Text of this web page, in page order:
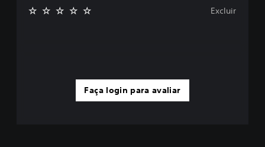
Faça login para avaliar
Excluir